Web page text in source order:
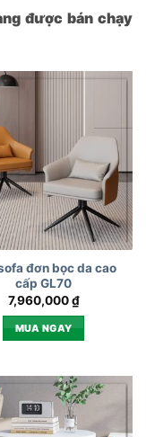
được bán chạy
đơn bọc da cao
cấp GL70
7,960,000₫
MUA NGAY